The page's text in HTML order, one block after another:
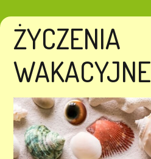
ŻYCZENIA
WAKACYJNE